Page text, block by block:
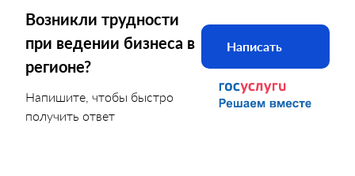
Возникли трудности
при ведении бизнеса в
регионе?
Напишите, чтобы быстро
получить ответ
Написать